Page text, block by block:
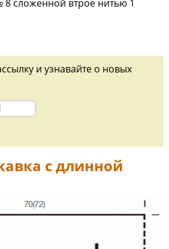
сложенной втрое нитью 1
и узнавайте о новых
с длинной